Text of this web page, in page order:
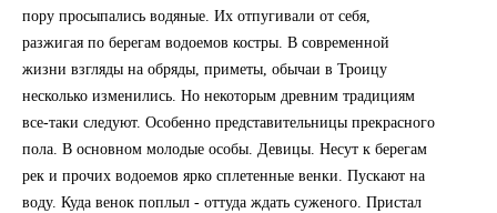
пору просыпались водяные. Их отпугивали от себя,
разжигая по берегам водоемов костры. В современной
жизни взгляды на обряды, приметы, обычаи в Троицу
несколько изменились. Но некоторым древним традициям
все-таки следуют. Особенно представительницы прекрасного
пола. В основном молодые особы. Девицы. Несут к берегам
рек и прочих водоемов ярко сплетенные венки. Пускают на
воду. Куда венок поплыл - оттуда ждать суженого. Пристал